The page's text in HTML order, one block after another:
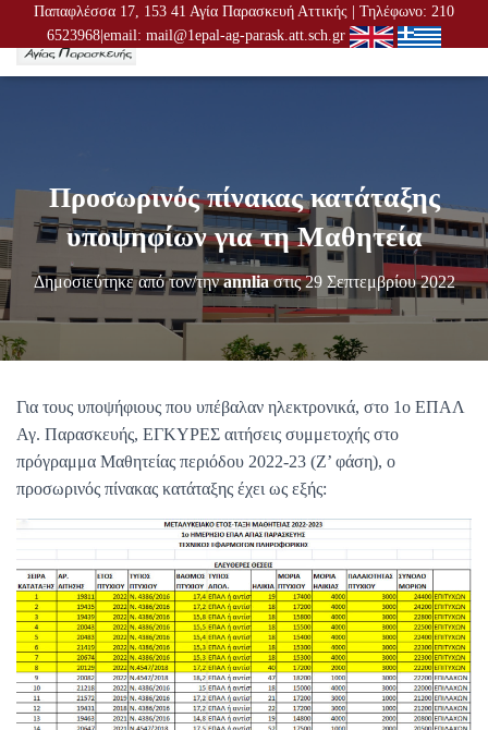
Παπαφλέσσα 17, 153 41 Αγία Παρασκευή Αττικής | Τηλέφωνο: 210
6523968|email: mail@1epal-ag-parask.att.sch.gr
Ν
Π
Λ
Ο
Ή
Γ
Η
Η
Προσωρινός πίνακας κατάταξης
υποψηφίων για τη Μαθητεία
Δημοσιεύτηκε από τον/τηνannliaστις29 Σεπτεμβρίου 2022
Για τους υποψήφιους που υπέβαλαν ηλεκτρονικά, στο 1ο ΕΠΑΛ
Αγ. Παρασκευής, ΕΓΚΥΡΕΣ αιτήσεις συμμετοχής στο
πρόγραμμα Μαθητείας περιόδου 2022-23 (Ζ’ φάση), ο
προσωρινός πίνακας κατάταξης έχει ως εξής: